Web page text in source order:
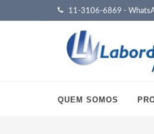
11-3106-6869 -
QUEM SOMOS